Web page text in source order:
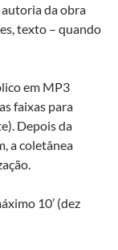
autoria da obra
texto – quando
em MP3
faixas para
Depois da
a coletânea
10’ (dez